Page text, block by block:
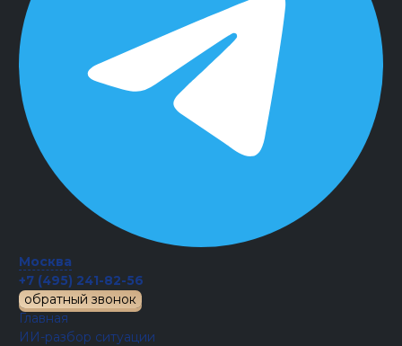
Москва
+7 (495) 241-82-56
обратный звонок
Главная
ИИ-разбор ситуации